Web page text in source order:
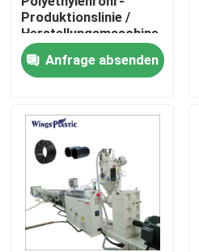
Heim
Über uns
Fabrik-Ausflug
Produktionslinie /
Herstellungsmaschine
Anfrage absenden